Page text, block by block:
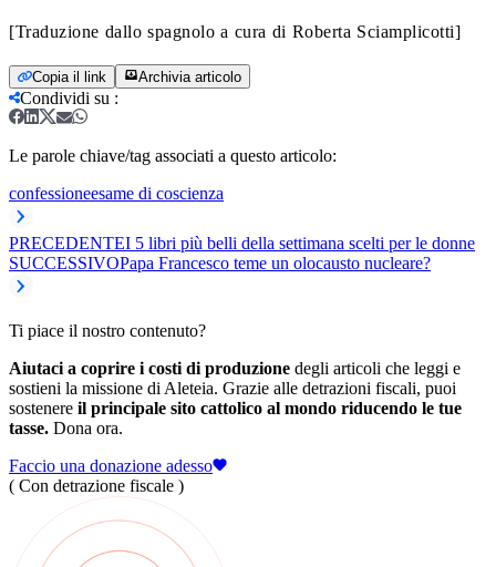
[Traduzione dallo spagnolo a cura di Roberta Sciamplicotti]
Copia il link Archivia articolo
Condividi su :
Le parole chiave/tag associati a questo articolo:
confessioneesame di coscienza
PRECEDENTEI 5 libri più belli della settimana scelti per le donne
SUCCESSIVOPapa Francesco teme un olocausto nucleare?
Ti piace il nostro contenuto?
Aiutaci a coprire i costi di produzione degli articoli che leggi e
sostieni la missione di Aleteia. Grazie alle detrazioni fiscali, puoi
sostenere il principale sito cattolico al mondo riducendo le tue
tasse. Dona ora.
Faccio una donazione adesso
( Con detrazione fiscale )